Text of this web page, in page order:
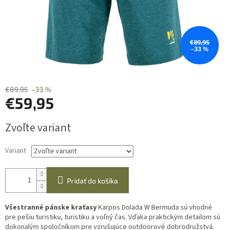
€89,95
–33 %
€89,95 –33 %
€59,95
cena:
Zvoľte variant
Variant
Pridať do košíka
Všestranné pánske kraťasyKarpos Dolada W Bermuda sú vhodné
pre pešiu turistiku, turistiku a voľný čas. Vďaka praktickým detailom sú
dokonalým spoločníkom pre vzrušujúce outdoorové dobrodružstvá.